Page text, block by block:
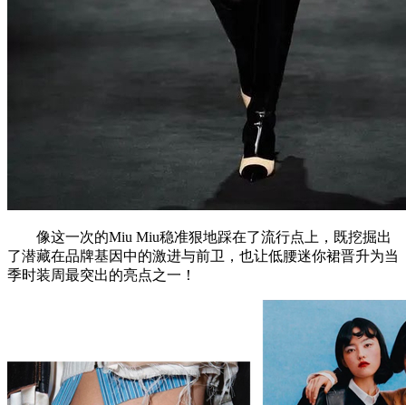
像这一次的Miu Miu稳准狠地踩在了流行点上，既挖掘出
了潜藏在品牌基因中的激进与前卫，也让低腰迷你裙晋升为当
季时装周最突出的亮点之一！